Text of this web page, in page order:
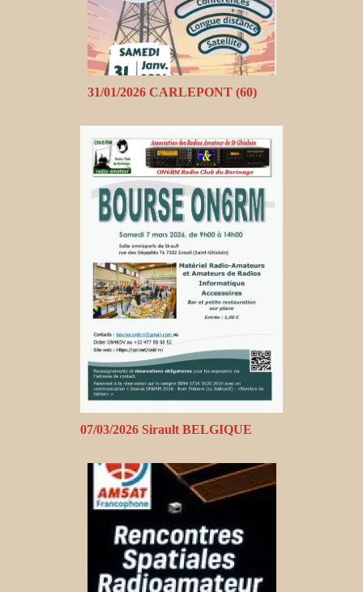
31/01/2026 CARLEPONT (60)
07/03/2026 Sirault BELGIQUE